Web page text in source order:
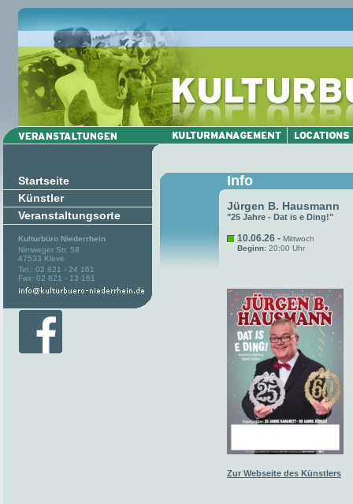
Startseite
Künstler
Veranstaltungsorte
Kulturbüro Niederrhein
Nimweger Str. 58
47533 Kleve
Tel.: 02 821 - 24 161
Fax: 02 821 - 13 161
Info
Jürgen B. Hausmann
"25 Jahre - Dat is e Ding!"
10.06.26 - Mittwoch
Beginn: 20:00 Uhr
Zur Webseite des Künstlers